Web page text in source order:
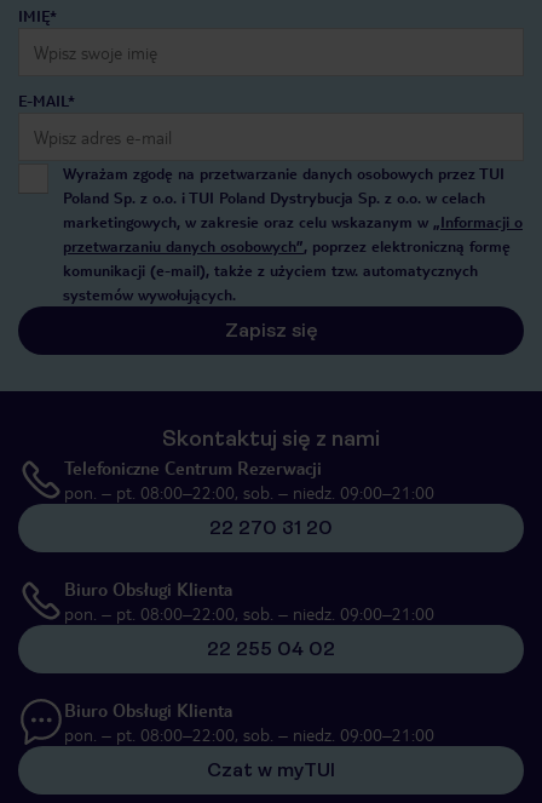
IMIĘ*
E-MAIL*
Wyrażam zgodę na przetwarzanie danych osobowych przez TUI
Poland Sp. z o.o. i TUI Poland Dystrybucja Sp. z o.o. w celach
marketingowych, w zakresie oraz celu wskazanym w „Informacji o
przetwarzaniu danych osobowych”, poprzez elektroniczną formę
komunikacji (e-mail), także z użyciem tzw. automatycznych
systemów wywołujących.
Zapisz się
Skontaktuj się z nami
Telefoniczne Centrum Rezerwacji
pon. – pt. 08:00–22:00, sob. – niedz. 09:00–21:00
22 270 31 20
Biuro Obsługi Klienta
pon. – pt. 08:00–22:00, sob. – niedz. 09:00–21:00
22 255 04 02
Biuro Obsługi Klienta
pon. – pt. 08:00–22:00, sob. – niedz. 09:00–21:00
Czat w myTUI